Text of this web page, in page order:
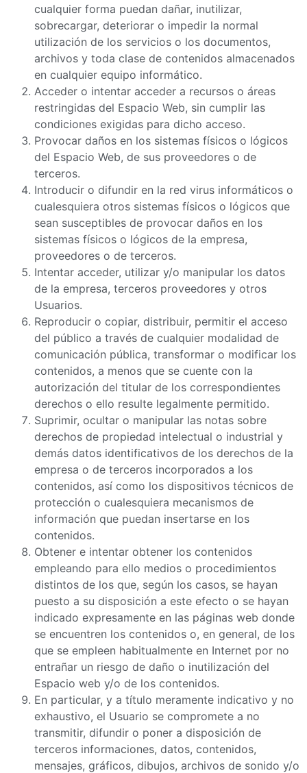
cualquier forma puedan dañar, inutilizar,
sobrecargar, deteriorar o impedir la normal
utilización de los servicios o los documentos,
archivos y toda clase de contenidos almacenados
en cualquier equipo informático.
Acceder o intentar acceder a recursos o áreas
restringidas del Espacio Web, sin cumplir las
condiciones exigidas para dicho acceso.
Provocar daños en los sistemas físicos o lógicos
del Espacio Web, de sus proveedores o de
terceros.
Introducir o difundir en la red virus informáticos o
cualesquiera otros sistemas físicos o lógicos que
sean susceptibles de provocar daños en los
sistemas físicos o lógicos de la empresa,
proveedores o de terceros.
Intentar acceder, utilizar y/o manipular los datos
de la empresa, terceros proveedores y otros
Usuarios.
Reproducir o copiar, distribuir, permitir el acceso
del público a través de cualquier modalidad de
comunicación pública, transformar o modificar los
contenidos, a menos que se cuente con la
autorización del titular de los correspondientes
derechos o ello resulte legalmente permitido.
Suprimir, ocultar o manipular las notas sobre
derechos de propiedad intelectual o industrial y
demás datos identificativos de los derechos de la
empresa o de terceros incorporados a los
contenidos, así como los dispositivos técnicos de
protección o cualesquiera mecanismos de
información que puedan insertarse en los
contenidos.
Obtener e intentar obtener los contenidos
empleando para ello medios o procedimientos
distintos de los que, según los casos, se hayan
puesto a su disposición a este efecto o se hayan
indicado expresamente en las páginas web donde
se encuentren los contenidos o, en general, de los
que se empleen habitualmente en Internet por no
entrañar un riesgo de daño o inutilización del
Espacio web y/o de los contenidos.
En particular, y a título meramente indicativo y no
exhaustivo, el Usuario se compromete a no
transmitir, difundir o poner a disposición de
terceros informaciones, datos, contenidos,
mensajes, gráficos, dibujos, archivos de sonido y/o